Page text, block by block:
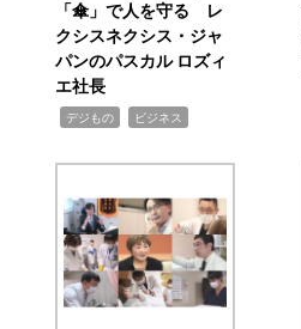
「傘」で人を守る レ
クシスネクシス・ジャ
パンのパスカル ロズィ
エ社長
デジもの ビジネス